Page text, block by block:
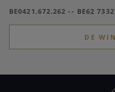
BE0421.672.262 -- BE62
DE